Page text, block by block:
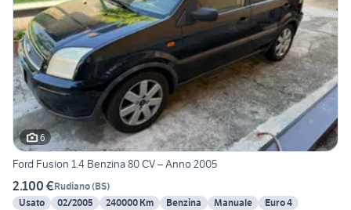
6
Ford Fusion 1.4 Benzina 80 CV – Anno 2005
2.100 €Rudiano(BS)
Usato
02/2005 240000 Km Benzina Manuale Euro 4